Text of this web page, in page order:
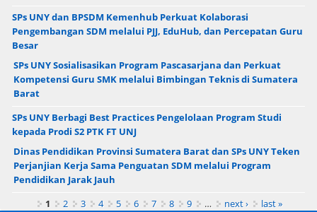
SPs UNY dan BPSDM Kemenhub Perkuat Kolaborasi
Pengembangan SDM melalui PJJ, EduHub, dan Percepatan Guru
Besar
SPs UNY Sosialisasikan Program Pascasarjana dan Perkuat
Kompetensi Guru SMK melalui Bimbingan Teknis di Sumatera
Barat
SPs UNY Berbagi Best Practices Pengelolaan Program Studi
kepada Prodi S2 PTK FT UNJ
Dinas Pendidikan Provinsi Sumatera Barat dan SPs UNY Teken
Perjanjian Kerja Sama Penguatan SDM melalui Program
Pendidikan Jarak Jauh
Pages 1 2 3 4 5 6 7 8 9 … next › last »